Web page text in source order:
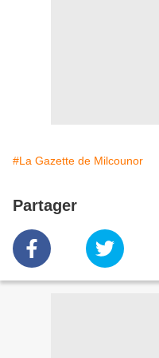
#La Gazette de Milcounor
Partager